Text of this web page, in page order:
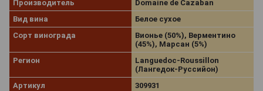
Производитель
Domaine de Cazaban
Вид вина
Белое сухое
Сорт винограда
Вионье (50%), Верментино
(45%), Марсан (5%)
Регион
Languedoc-Roussillon
(Лангедок-Руссийон)
Артикул
309931